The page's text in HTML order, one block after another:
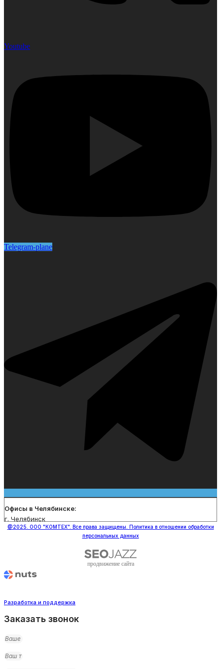
Youtube
Telegram-plane
Офисы в Челябинске:
г. Челябинск
@2025. ООО "КОМТЕХ". Все права защищены. Политика в отношении обработки
персональных данных
продвижение сайта
Разработка и поддержка
Заказать звонок